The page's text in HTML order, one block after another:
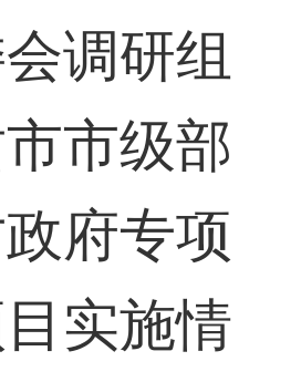
调研组
市级部
府专项
实施情